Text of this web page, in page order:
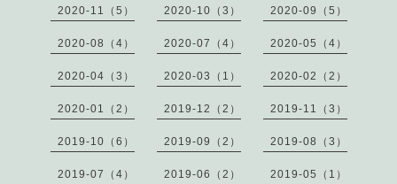
2020-11（5） 2020-10（3） 2020-09（5）
2020-08（4） 2020-07（4） 2020-05（4）
2020-04（3） 2020-03（1） 2020-02（2）
2020-01（2） 2019-12（2） 2019-11（3）
2019-10（6） 2019-09（2） 2019-08（3）
2019-07（4） 2019-06（2） 2019-05（1）